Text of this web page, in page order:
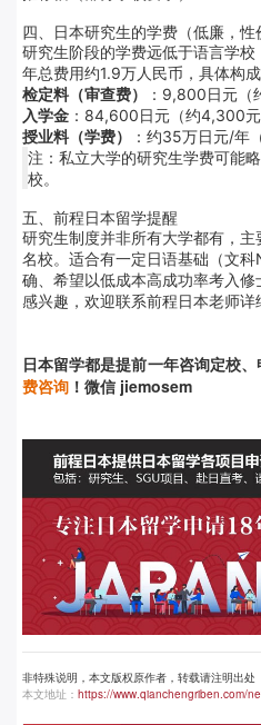
四、日本研究生的学费（低廉，性
研究生阶段的学费远低于语言学
年总费用约1.9万人民币，具体构成
检定料（审查费）
：9,800日元（
入学金 ：84,600日元（约4,300元
授业料（学费）
：约35万日元/年
注：私立大学的研究生学费可能
校。
五、前程日本留学提醒
研究生制度并非所有大学都有，
名校。适合有一定日语基础（文
确、希望以低成本高成功率考入
感兴趣，欢迎联系前程日本老师详
日本留学都是提前一年咨询定校
费咨询 ！微信 jiemosem
非特殊说明，本文版权原作者，转载请注明出处
本文地址： https://www.qianchengriben.com/